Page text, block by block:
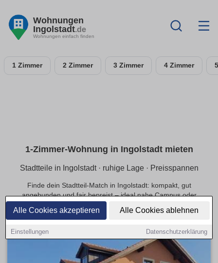
Alle Cookies akzeptieren Alle Cookies ablehnen
Einstellungen Datenschutzerklärung
Wohnungen
Ingolstadt.de
Wohnungen einfach finden
1 Zimmer 2 Zimmer 3 Zimmer 4 Zimmer
1-Zimmer-Wohnung in Ingolstadt mieten
Stadtteile in Ingolstadt · ruhige Lage · Preisspannen
Finde dein Stadtteil-Match in Ingolstadt: kompakt, gut
angebunden und fair bepreist – ideal nahe Campus oder
Innenstadt.